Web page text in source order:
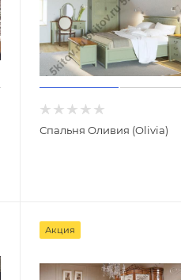
Спальня Оливия (Olivia)
Акция